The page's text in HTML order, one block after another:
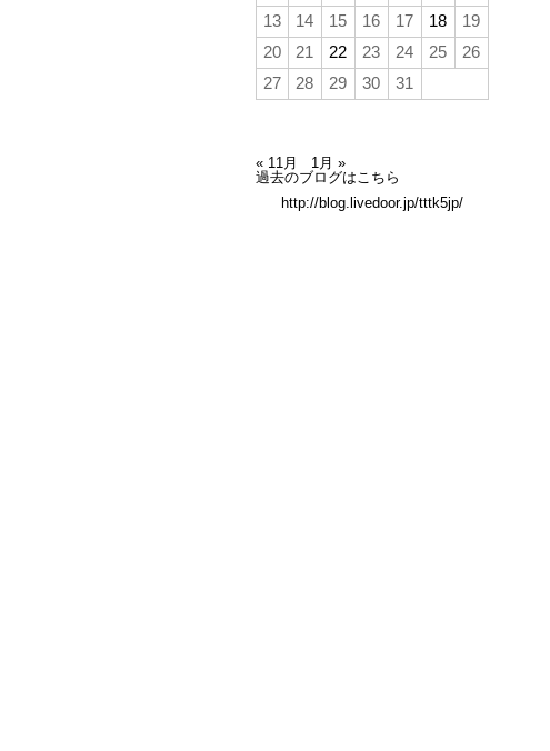
13
14 15 16 17 18
19
20
21 22 23 24 25
26
27
28 29 30 31
« 11月
1月 »
過去のブログはこちら
http://blog.livedoor.jp/tttk5jp/